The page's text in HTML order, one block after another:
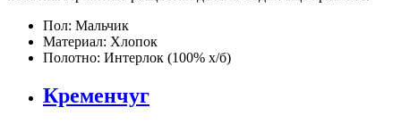
Пол: Мальчик
Материал: Хлопок
Полотно: Интерлок (100% х/б)
Кременчуг